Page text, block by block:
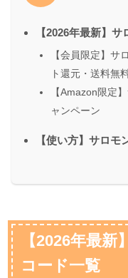
【2026年最新】
【会員限定】サ
ト還元・送料無
【Amazon限定
ャンペーン
【使い方】サロ
【2026年最
コード一覧